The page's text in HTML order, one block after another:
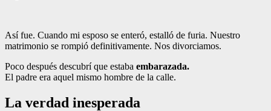
Así fue. Cuando mi esposo se enteró, estalló de furia. Nuestro
matrimonio se rompió definitivamente. Nos divorciamos.
Poco después descubrí que estaba embarazada.
El padre era aquel mismo hombre de la calle.
La verdad inesperada